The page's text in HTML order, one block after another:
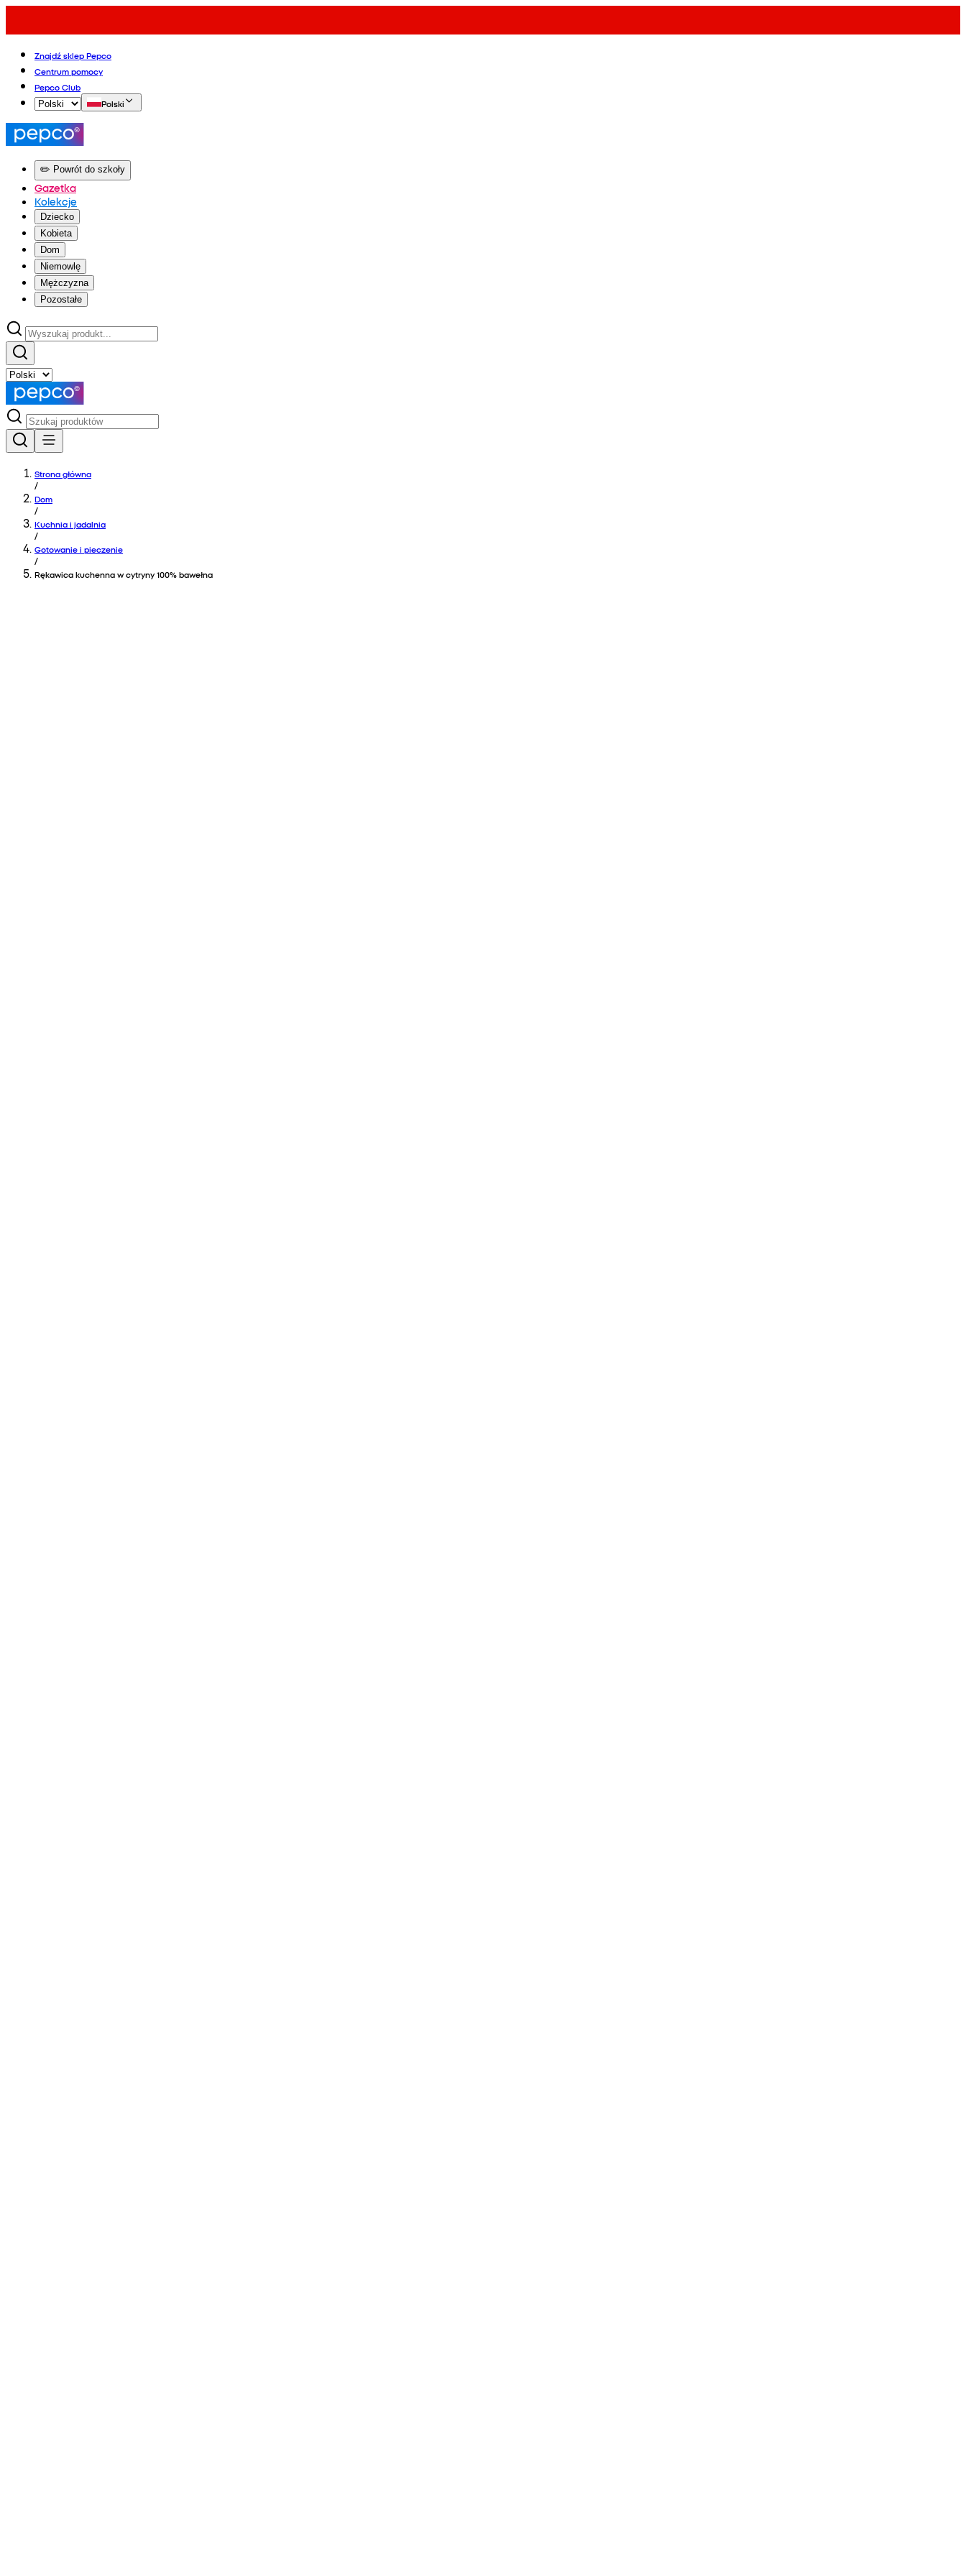
Znajdź sklep Pepco
Centrum pomocy
Pepco Club
Polski
✏️ Powrót do szkoły
Gazetka
Kolekcje
Dziecko
Kobieta
Dom
Niemowlę
Mężczyzna
Pozostałe
Strona główna
/
Dom
/
Kuchnia i jadalnia
/
Gotowanie i pieczenie
/
Rękawica kuchenna w cytryny 100% bawełna